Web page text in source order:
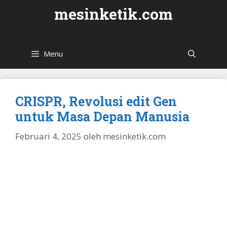
mesinketik.com
Menu
CRISPR, Revolusi edit Gen
untuk Masa Depan Manusia
Februari 4, 2025 oleh mesinketik.com